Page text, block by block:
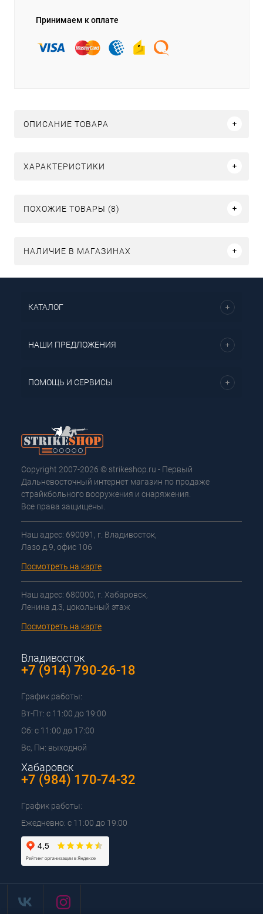
Принимаем к оплате
ОПИСАНИЕ ТОВАРА
ХАРАКТЕРИСТИКИ
ПОХОЖИЕ ТОВАРЫ (8)
НАЛИЧИЕ В МАГАЗИНАХ
КАТАЛОГ
НАШИ ПРЕДЛОЖЕНИЯ
ПОМОЩЬ И СЕРВИСЫ
Copyright 2007-2026 © strikeshop.ru - Первый
Дальневосточный интернет магазин по продаже
страйкбольного вооружения и снаряжения.
Все права защищены.
Наш адрес: 690091, г. Владивосток,
Лазо д.9, офис 106
Посмотреть на карте
Наш адрес: 680000, г. Хабаровск,
Ленина д.3, цокольный этаж
Посмотреть на карте
Владивосток
+7 (914) 790-26-18
График работы:
Вт-Пт: с 11:00 до 19:00
Сб: с 11:00 до 17:00
Вс, Пн: выходной
Хабаровск
+7 (984) 170-74-32
График работы:
Ежедневно: с 11:00 до 19:00